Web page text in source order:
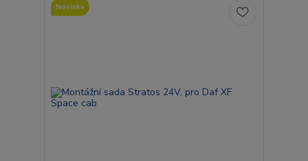
Novinka